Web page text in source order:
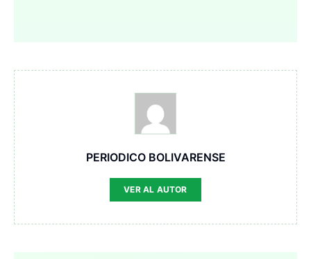
PERIODICO BOLIVARENSE
VER AL AUTOR